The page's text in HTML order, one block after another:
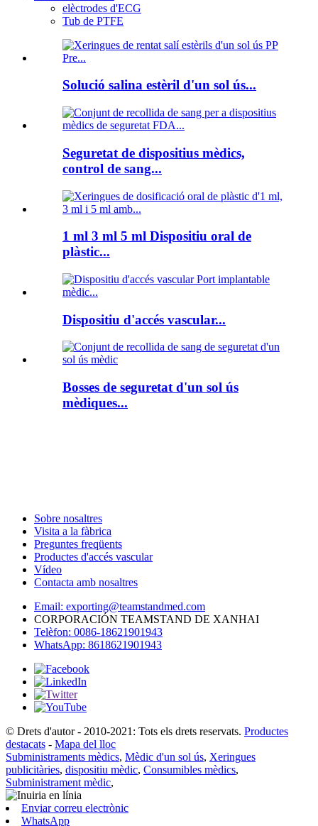
elèctrodes d'ECG
Tub de PTFE
Solució salina estèril d'un sol ús...
Seguretat de dispositius mèdics,
control de sang...
1 ml 3 ml 5 ml Dispositiu oral de
plàstic...
Dispositiu d'accés vascular...
Bosses de seguretat d'un sol ús
mèdiques...
Sobre nosaltres
Visita a la fàbrica
Preguntes freqüents
Productes d'accés vascular
Vídeo
Contacta amb nosaltres
Email: exporting@teamstandmed.com
CORPORACIÓN TEAMSTAND DE XANHAI
Telèfon: 0086-18621901943
WhatsApp: 8618621901943
© Drets d'autor - 2010-2021: Tots els drets reservats. Productes
destacats - Mapa del lloc
Subministraments mèdics, Mèdic d'un sol ús, Xeringues
publicitàries, dispositiu mèdic, Consumibles mèdics,
Subministrament mèdic,
Enviar correu electrònic
WhatsApp